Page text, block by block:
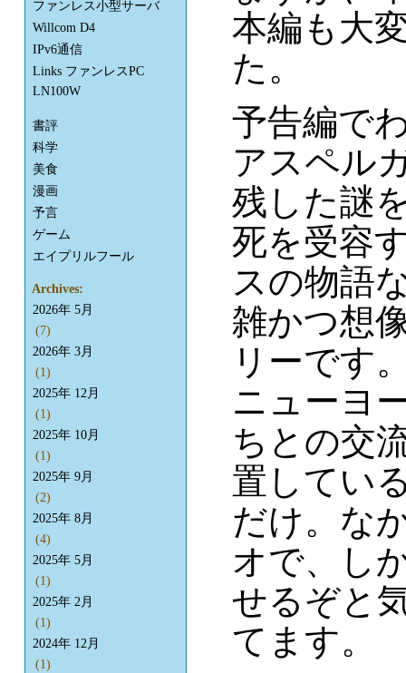
本編も大
た。
予告編で
アスペル
残した謎
死を受容
スの物語
雑かつ想
リーです
ニューヨ
ちとの交
置してい
だけ。な
オで、し
せるぞと
てます。
ファンレス小型サーバ
Willcom D4
IPv6通信
Links ファンレスPC
LN100W
書評
科学
美食
漫画
予言
ゲーム
エイプリルフール
Archives:
2026年 5月
(7)
2026年 3月
(1)
2025年 12月
(1)
2025年 10月
(1)
2025年 9月
(2)
2025年 8月
(4)
2025年 5月
(1)
2025年 2月
(1)
2024年 12月
(1)